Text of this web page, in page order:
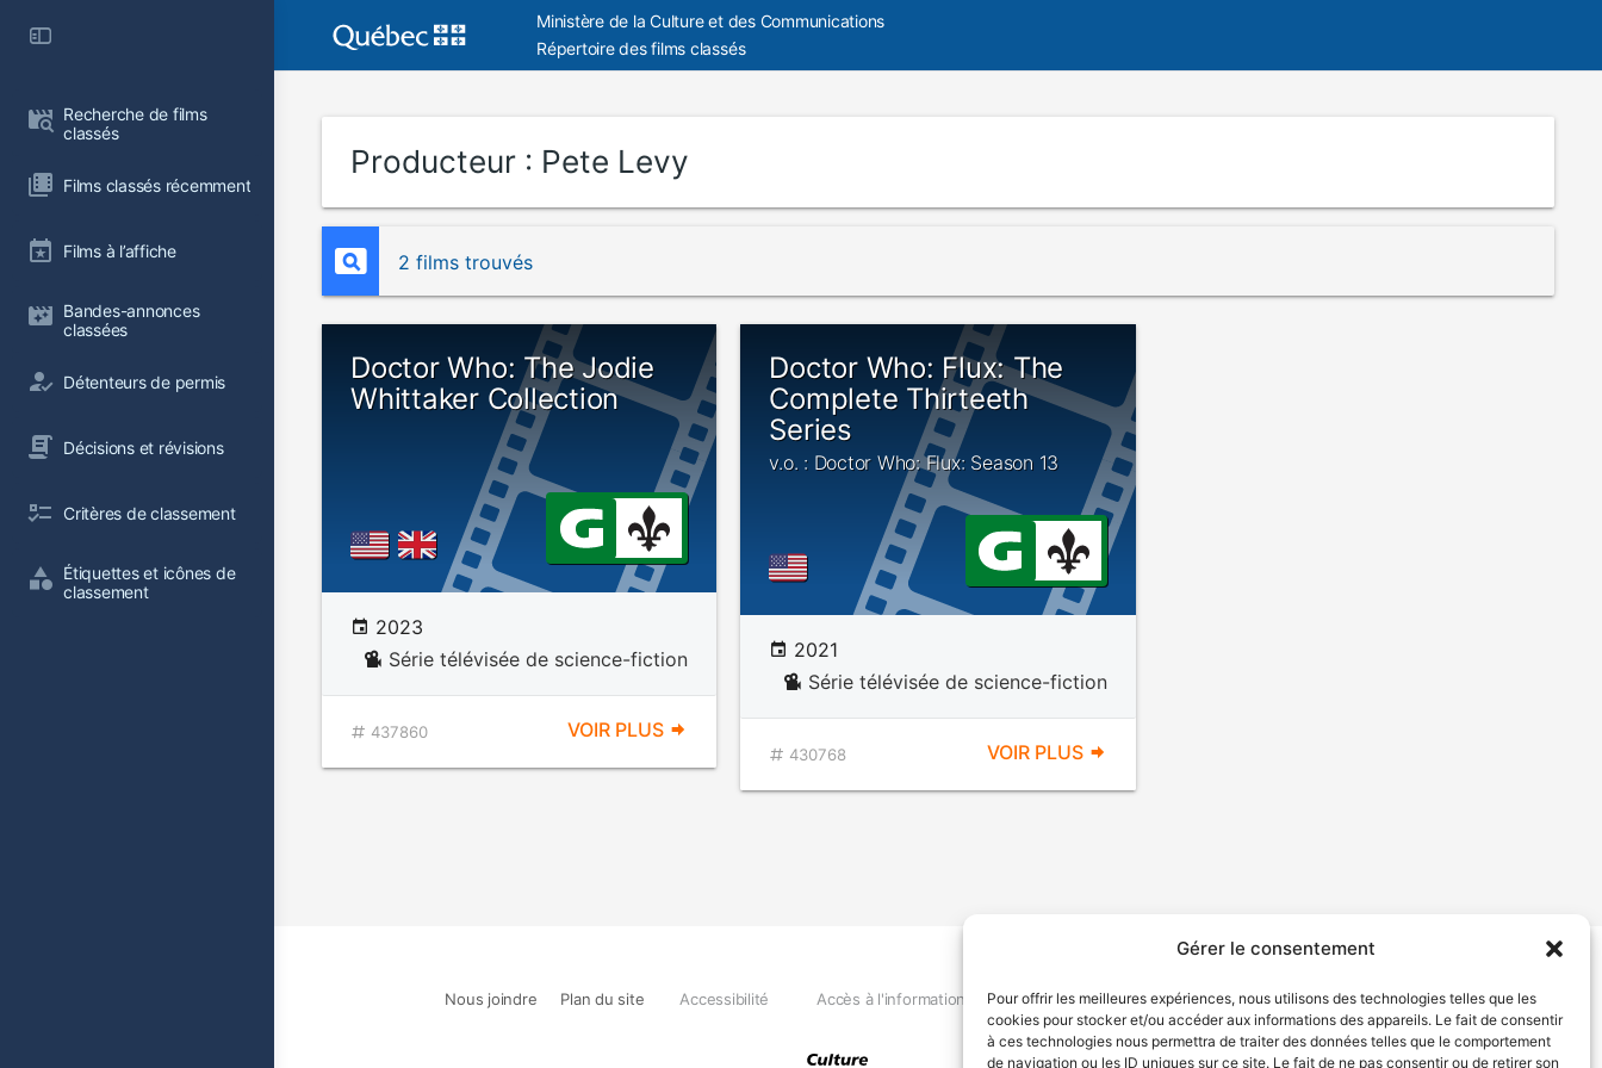
Gérer le consentement
Pour offrir les meilleures expériences, nous utilisons des technologies telles que les
cookies pour stocker et/ou accéder aux informations des appareils. Le fait de consentir
à ces technologies nous permettra de traiter des données telles que le comportement
de navigation ou les ID uniques sur ce site. Le fait de ne pas consentir ou de retirer son
Recherche de films
classés
Films classés récemment
Films à l’affiche
Bandes-annonces
classées
Détenteurs de permis
Décisions et révisions
Critères de classement
Étiquettes et icônes de
classement
Ministère de la Culture et des Communications
Répertoire des films classés
Producteur : Pete Levy
2 films trouvés
Doctor Who: The Jodie
Whittaker Collection
2023
Série télévisée de science-fiction
437860 VOIR PLUS
Doctor Who: Flux: The
Complete Thirteeth
Series
v.o. : Doctor Who: Flux: Season 13
2021
Série télévisée de science-fiction
430768 VOIR PLUS
Nous joindre Plan du site Accessibilité Accès à l'information Déclaration de services Politique de confidentialité